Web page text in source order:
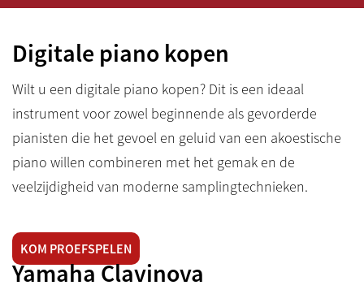
Digitale piano kopen
Wilt u een digitale piano kopen? Dit is een ideaal
instrument voor zowel beginnende als gevorderde
pianisten die het gevoel en geluid van een akoestische
piano willen combineren met het gemak en de
veelzijdigheid van moderne samplingtechnieken.
KOM PROEFSPELEN
Yamaha Clavinova